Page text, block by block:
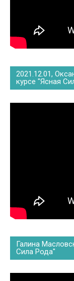
2021.12.01,
курсе "Ясная
Галина
Сила Рода"